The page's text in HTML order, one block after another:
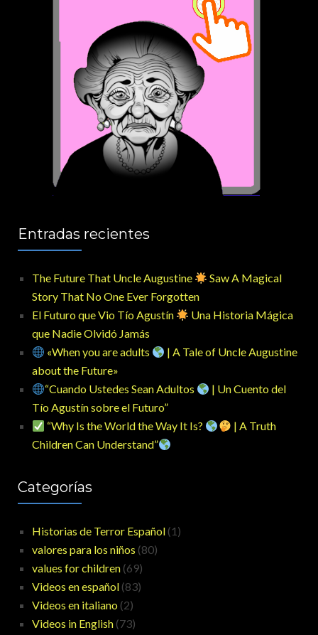
Entradas recientes
The Future That Uncle Augustine
Saw A Magical
Story That No One Ever Forgotten
El Futuro que Vio Tío Agustín
Una Historia Mágica
que Nadie Olvidó Jamás
«When you are adults
| A Tale of Uncle Augustine
about the Future»
“Cuando Ustedes Sean Adultos
| Un Cuento del
Tío Agustín sobre el Futuro”
“Why Is the World the Way It Is?
| A Truth
Children Can Understand”
Categorías
Historias de Terror Español (1)
valores para los niños (80)
values for children (69)
Videos en español (83)
Videos en italiano (2)
Videos in English (73)